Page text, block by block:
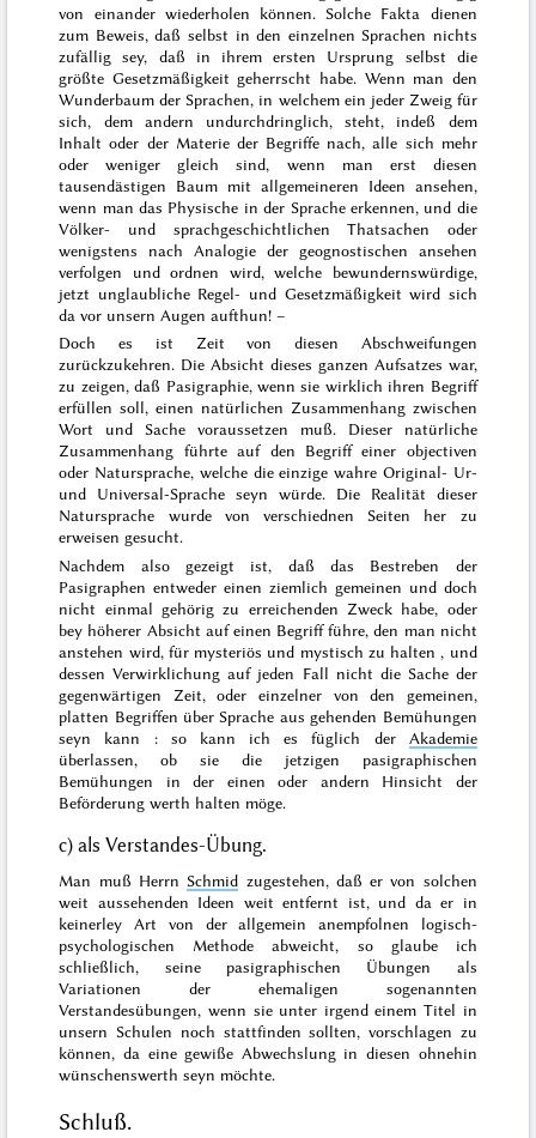
von einander wiederholen können. Solche Fakta dienen
zum Beweis, daß selbst in den einzelnen Sprachen nichts
zufällig sey, daß in ihrem ersten Ursprung selbst die
größte Gesetzmäßigkeit geherrscht habe. Wenn man den
Wunderbaum der Sprachen, in welchem ein jeder Zweig für
sich, dem andern undurchdringlich, steht, indeß dem
Inhalt oder der Materie der Begriffe nach, alle sich mehr
oder weniger gleich sind, wenn man erst diesen
tausendästigen Baum mit allgemeineren Ideen ansehen,
wenn man das Physische in der Sprache erkennen, und die
Völker- und sprachgeschichtlichen Thatsachen oder
wenigstens nach Analogie der geognostischen ansehen
verfolgen und ordnen wird, welche bewundernswürdige,
jetzt unglaubliche Regel- und Gesetzmäßigkeit wird sich
da vor unsern Augen aufthun! –
Doch es ist Zeit von diesen Abschweifungen
zurückzukehren. Die Absicht dieses ganzen Aufsatzes war,
zu zeigen, daß Pasigraphie, wenn sie wirklich ihren Begriff
erfüllen soll, einen natürlichen Zusammenhang zwischen
Wort und Sache voraussetzen muß. Dieser natürliche
Zusammenhang führte auf den Begriff einer objectiven
oder Natursprache, welche die einzige wahre Original- Ur-
und Universal-Sprache seyn würde. Die Realität dieser
Natursprache wurde von verschiednen Seiten her zu
erweisen gesucht.
Nachdem also gezeigt ist, daß das Bestreben der
Pasigraphen entweder einen ziemlich gemeinen und doch
nicht einmal gehörig zu erreichenden Zweck habe, oder
bey höherer Absicht auf einen Begriff führe, den man nicht
anstehen wird, für mysteriös und mystisch zu halten , und
dessen Verwirklichung auf jeden Fall nicht die Sache der
gegenwärtigen Zeit, oder einzelner von den gemeinen,
platten Begriffen über Sprache aus gehenden Bemühungen
seyn kann : so kann ich es füglich der Akademie
überlassen, ob sie die jetzigen pasigraphischen
Bemühungen in der einen oder andern Hinsicht der
Beförderung werth halten möge.
c) als Verstandes-Übung.
Man muß Herrn Schmid zugestehen, daß er von solchen
weit aussehenden Ideen weit entfernt ist, und da er in
keinerley Art von der allgemein anempfolnen logisch-
psychologischen Methode abweicht, so glaube ich
schließlich, seine pasigraphischen Übungen als
Variationen der ehemaligen sogenannten
Verstandesübungen, wenn sie unter irgend einem Titel in
unsern Schulen noch stattfinden sollten, vorschlagen zu
können, da eine gewiße Abwechslung in diesen ohnehin
wünschenswerth seyn möchte.
Schluß.